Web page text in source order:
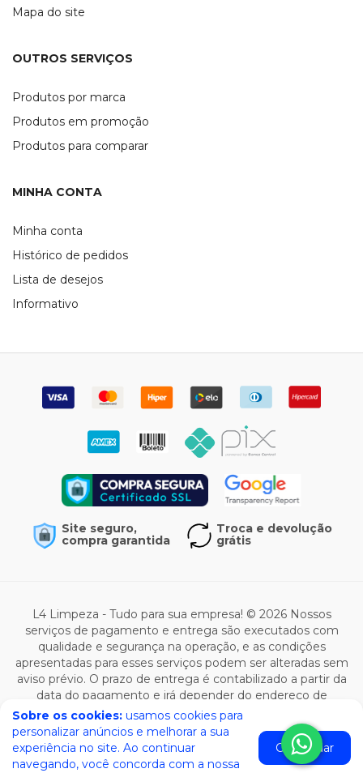
Sobre os cookies: usamos cookies para
personalizar anúncios e melhorar a sua
experiência no site. Ao continuar
navegando, você concorda com a nossa
Concordar
Mapa do site
OUTROS SERVIÇOS
Produtos por marca
Produtos em promoção
Produtos para comparar
MINHA CONTA
Minha conta
Histórico de pedidos
Lista de desejos
Informativo
Site seguro,
compra garantida
Troca e devolução
grátis
L4 Limpeza - Tudo para sua empresa! © 2026 Nossos
serviços de pagamento e entrega são executados com
qualidade e segurança na operação, e as condições
apresentadas para esses serviços podem ser alteradas sem
aviso prévio. O prazo de entrega é contabilizado a partir da
data do pagamento e irá depender do endereço de
entrega e da modalidade selecionada. Todas as ofertas de
produto são válidas enquanto durar o estoque e estão
sujeitas a alterações de preço e condições.